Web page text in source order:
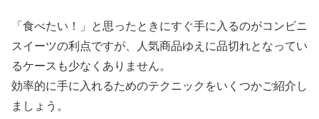
「食べたい！」と思ったときにすぐ手に入るのがコンビニ
スイーツの利点ですが、人気商品ゆえに品切れとなってい
るケースも少なくありません。
効率的に手に入れるためのテクニックをいくつかご紹介し
ましょう。